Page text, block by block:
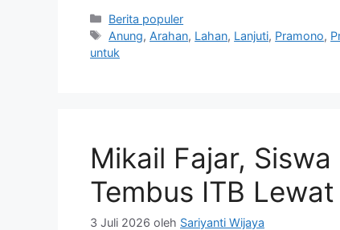
Kategori
Berita populer
Tag
Anung, Arahan, Lahan, Lanjuti, Pramono,
untuk
Mikail Fajar,
Tembus ITB
3 Juli 2026 oleh Sariyanti Wijaya